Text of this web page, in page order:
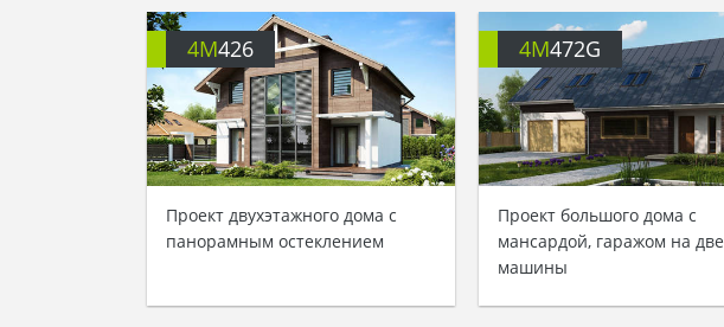
4M426
Проект двухэтажного дома с
панорамным остеклением
4M472G
Проект большого дома с
мансардой, гаражом на две
машины